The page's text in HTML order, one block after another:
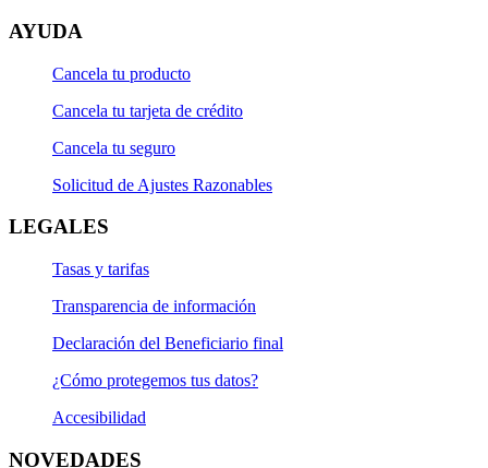
AYUDA
Cancela tu producto
Cancela tu tarjeta de crédito
Cancela tu seguro
Solicitud de Ajustes Razonables
LEGALES
Tasas y tarifas
Transparencia de información
Declaración del Beneficiario final
¿Cómo protegemos tus datos?
Accesibilidad
NOVEDADES